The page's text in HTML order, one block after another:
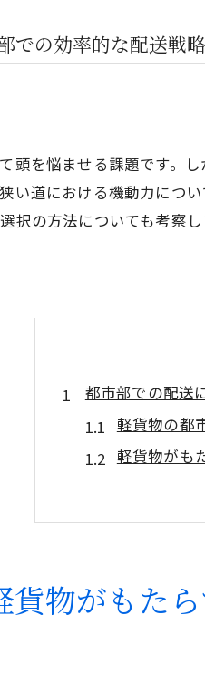
での効率的な配送戦略
頭を悩ませる課題です。
い道における機動力につ
択の方法についても考察
都市部での配送
軽貨物の都
軽貨物がも
都市部の配
環境に配慮
持続可能な
軽貨物小型車で
物がもた